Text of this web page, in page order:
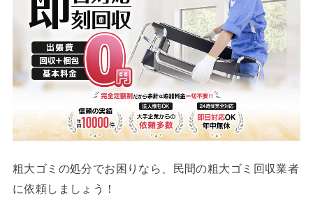
粗大ゴミの処分でお困りなら、民間の粗大ゴミ回収業者
に依頼しましょう！